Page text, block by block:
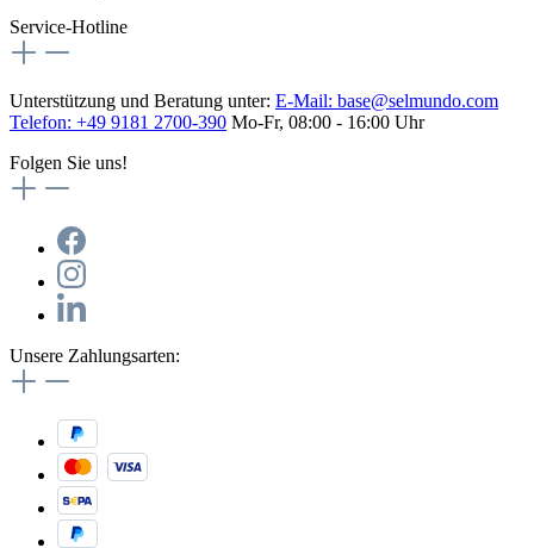
Service-Hotline
Unterstützung und Beratung unter: E-Mail: base@selmundo.com
Telefon: +49 9181 2700-390 Mo-Fr, 08:00 - 16:00 Uhr
Folgen Sie uns!
Unsere Zahlungsarten: